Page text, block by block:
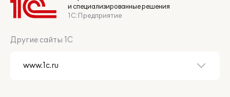
и специализированные решения
1С:Предприятие
Другие сайты 1С